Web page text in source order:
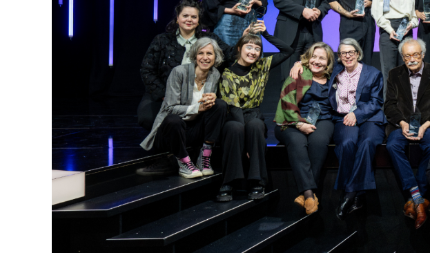
Programm 61. Ausgabe
A – Z
Preise und Jurys
Sektionen
Filmschaffende
Filmanmeldung
Untertitelungsfonds